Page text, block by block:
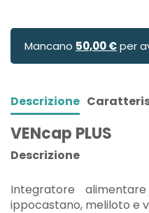
Mancano 50,00 €per
Descrizione
VENcap PLUS
Descrizione
Integratore
ippocastano, meliloto e